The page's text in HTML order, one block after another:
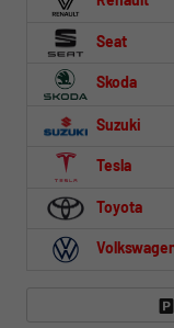
Seat
Skoda
Suzuki
Tesla
Toyota